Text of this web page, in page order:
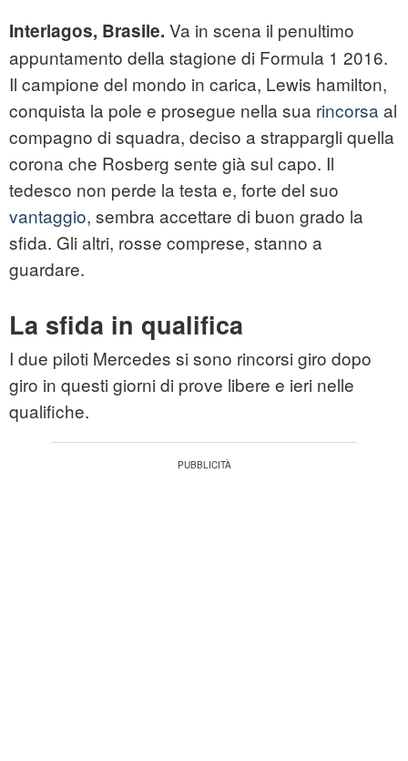
Interlagos, Brasile. Va in scena il penultimo
appuntamento della stagione di Formula 1 2016.
Il campione del mondo in carica, Lewis hamilton,
conquista la pole e prosegue nella sua rincorsa al
compagno di squadra, deciso a strappargli quella
corona che Rosberg sente già sul capo. Il
tedesco non perde la testa e, forte del suo
vantaggio, sembra accettare di buon grado la
sfida. Gli altri, rosse comprese, stanno a
guardare.
La sfida in qualifica
I due piloti Mercedes si sono rincorsi giro dopo
giro in questi giorni di prove libere e ieri nelle
qualifiche.